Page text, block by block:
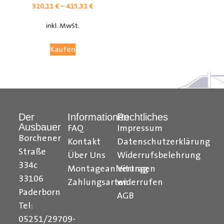
Citroen Berlingo Radkastenschutz, Citroen Jumpy
Radkastenschutz, Citroen Jumper Radkastenschutz,
Citroen Nemo Radkastenschutz, Dacia Dokker
Radkastenschutz, Fiat Doblo Cargo Radkastenschutz,
Fiat Scudo Radkastenschutz, Fiat Ducato
Radkastenschutz, Fiat Fiorino Radkastenschutz, Fiat
Talento Radkastenschutz, Ford Transit Courier
Radkastenschutz, Ford Connect Radkastenschutz, Ford
320,11€–415,31€
inkl. MwSt.
Kaufen
Der
Ausbauer
Borchener
Straße
334c
33106
Paderborn
Tel:
05251/29709-
Informationen
FAQ
Kontakt
Über Uns
Montageanleitungen
Zahlungsarten
Rechtliches
Impressum
Datenschutzerklärung
Widerrufsbelehrung
Vertrag
widerrufen
AGB